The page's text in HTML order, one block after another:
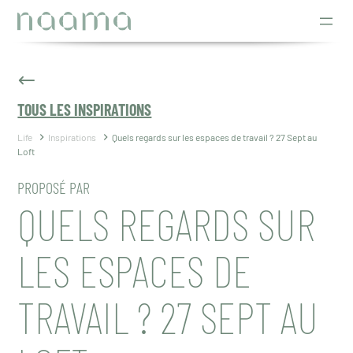
Aller
TOUS LES INSPIRATIONS
Life Inspirations
Quels regards sur les espaces de travail ? 27 Sept au
Loft
PROPOSÉ PAR
QUELS REGARDS SUR
LES ESPACES DE
TRAVAIL ? 27 SEPT AU